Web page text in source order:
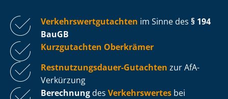
Ver­kehrs­wert­gut­ach­ten im Sinne des § 194
BauGB
Kurzgutachten Oberkrämer
Rest­nut­zungs­dau­er-Gutachten zur AfA-
Verkürzung
Berechnung des Verkehrswertes bei